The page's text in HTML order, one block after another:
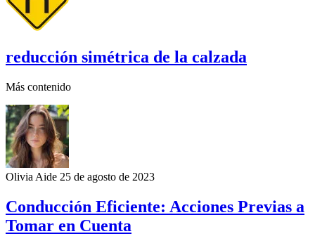
reducción simétrica de la calzada
Más contenido
Olivia Aide 25 de agosto de 2023
Conducción Eficiente: Acciones Previas a
Tomar en Cuenta